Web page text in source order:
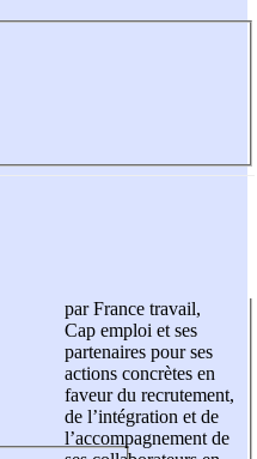
par France travail,
Cap emploi et ses
partenaires pour ses
actions concrètes en
faveur du recrutement,
de l’intégration et de
l’accompagnement de